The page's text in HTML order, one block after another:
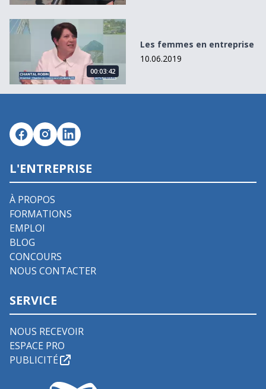
Les femmes en entreprise
00:03:42
Les femmes en entreprise
10.06.2019
L'ENTREPRISE
À PROPOS
FORMATIONS
EMPLOI
BLOG
CONCOURS
NOUS CONTACTER
SERVICE
NOUS RECEVOIR
ESPACE PRO
PUBLICITÉ